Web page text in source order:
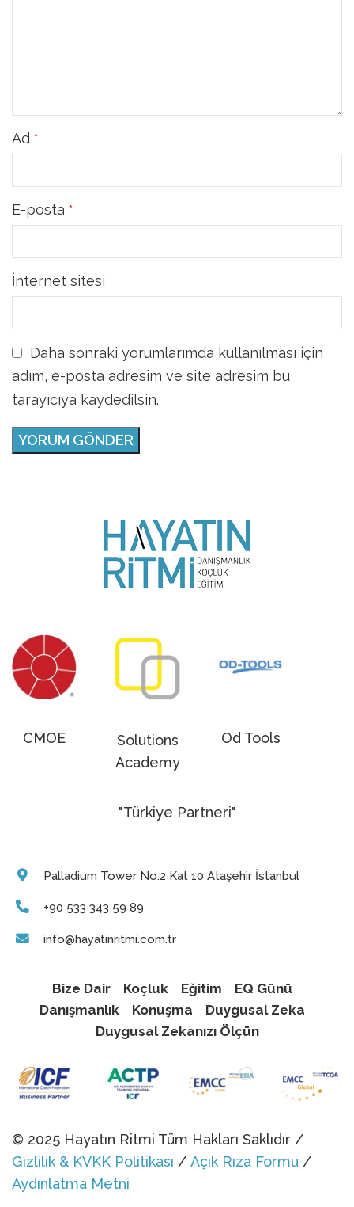
Ad *
E-posta *
İnternet sitesi
Daha sonraki yorumlarımda kullanılması için
adım, e-posta adresim ve site adresim bu
tarayıcıya kaydedilsin.
CMOE
Solutions
Academy
Od Tools
"Türkiye Partneri"
Palladium Tower No:2 Kat 10 Ataşehir İstanbul
+90 533 343 59 89
info@hayatinritmi.com.tr
Bize Dair Koçluk Eğitim
EQ Günü
Danışmanlık
Konuşma
Duygusal Zeka
Duygusal Zekanızı Ölçün
© 2025 Hayatın Ritmi Tüm Hakları Saklıdır /
Gizlilik & KVKK Politikası / Açık Rıza Formu /
Aydınlatma Metni